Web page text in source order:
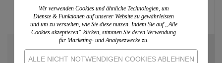
Schlüsselanhänger "Steuerrad"...
(2)
Wir verwenden Cookies und ähnliche Technologien, um
Dienste & Funktionen auf unserer Website zu gewährleisten
und um zu verstehen, wie Sie diese nutzen. Indem Sie auf „Alle
Cookies akzeptieren“ klicken, stimmen Sie deren Verwendung
für Marketing- und Analysezwecke zu.
ALLE NICHT NOTWENDIGEN COOKIES ABLEHNEN